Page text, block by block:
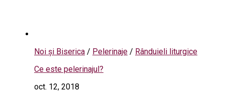
Noi și Biserica / Pelerinaje / Rânduieli liturgice
Ce este pelerinajul?
oct. 12, 2018